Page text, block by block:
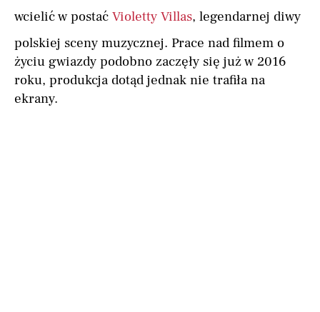
wcielić w postać Violetty Villas, legendarnej diwy
polskiej sceny muzycznej. Prace nad filmem o
życiu gwiazdy podobno zaczęły się już w 2016
roku, produkcja dotąd jednak nie trafiła na
ekrany.